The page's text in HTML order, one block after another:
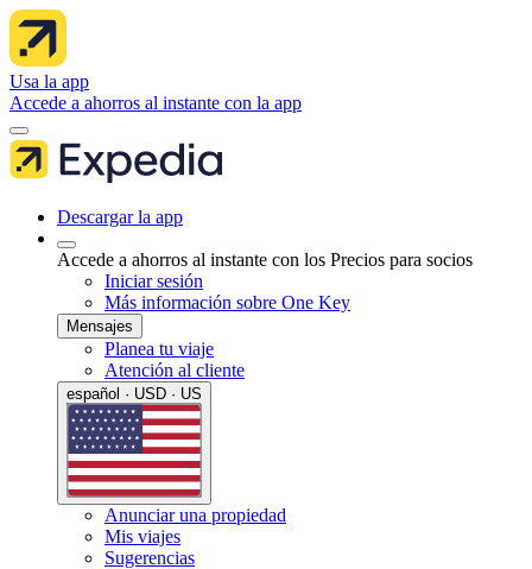
Usa la app
Accede a ahorros al instante con la app
Descargar la app
Accede a ahorros al instante con los Precios para socios
Iniciar sesión
Más información sobre One Key
Mensajes
Planea tu viaje
Atención al cliente
español · USD · US
Anunciar una propiedad
Mis viajes
Sugerencias